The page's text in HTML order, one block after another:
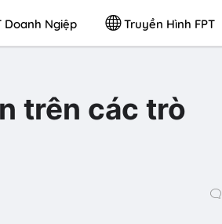
Doanh Ngiệp Truyền Hình FPT
trên các trò